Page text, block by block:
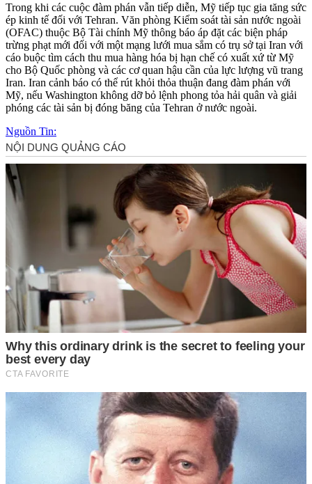
Trong khi các cuộc đàm phán vẫn tiếp diễn, Mỹ tiếp tục gia tăng sức
ép kinh tế đối với Tehran. Văn phòng Kiểm soát tài sản nước ngoài
(OFAC) thuộc Bộ Tài chính Mỹ thông báo áp đặt các biện pháp
trừng phạt mới đối với một mạng lưới mua sắm có trụ sở tại Iran với
cáo buộc tìm cách thu mua hàng hóa bị hạn chế có xuất xứ từ Mỹ
cho Bộ Quốc phòng và các cơ quan hậu cần của lực lượng vũ trang
Iran. Iran cảnh báo có thể rút khỏi thỏa thuận đang đàm phán với
Mỹ, nếu Washington không dỡ bỏ lệnh phong tỏa hải quân và giải
phóng các tài sản bị đóng băng của Tehran ở nước ngoài.
Nguồn Tin: